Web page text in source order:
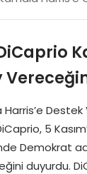
Destek
5
Demokrat
duyurdu.